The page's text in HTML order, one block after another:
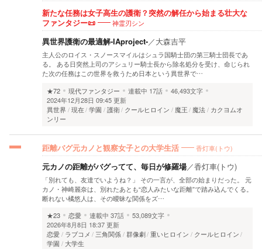
新たな任務は女子高生の護衛？突然の解任から始まる壮大な
ファンタジー📜
神霊刃シン
異世界護衛の最適解-IAproject-／大森吉平
主人公のロイス・スノースマイルはシュラ国騎士団の第三騎士団長であ
る。 ある日突然上司のアシュリー騎士長から除名処分を受け、命じられ
た次の任務はこの世界を救うため日本という異世界で…
★72
現代ファンタジー 連載中 17話
46,493文字
2024年12月28日 09:45 更新
異世界
現在 学園 護衛 クールヒロイン 魔王 魔法
カクヨムオ
ンリー
距離バグ元カノと観察女子との大学生活 香灯車(トウ)
元カノの距離がバグってて、毎日が修羅場／香灯車(トウ)
「別れても、友達でいようね？」 その一言が、全部の始まりだった。 元
カノ・神崎麗奈は、別れたあとも“恋人みたいな距離”で踏み込んでくる。
断れない橘悠人は、その曖昧な関係をズ…
★23
恋愛 連載中 37話
53,089文字
2026年8月8日 18:37 更新
恋愛
ラブコメ 三角関係 群像劇 重いヒロイン
クールヒロイン
学園
大学生